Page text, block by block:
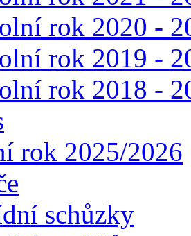
rok 2020 -
rok 2019 -
rok 2018 -
rok 2025/2026
schůzky